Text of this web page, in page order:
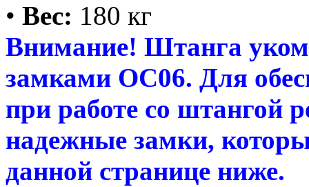
• Вес: 180 кг
Внимание! Штанга
замками OC06. Для
при работе со штангой
надежные замки,
данной странице ниже.